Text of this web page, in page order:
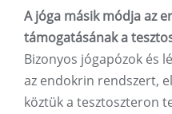
A jóga másik módja az
támogatásának a
Bizonyos jógapózok és
az endokrin rendszert,
köztük a tesztoszteron